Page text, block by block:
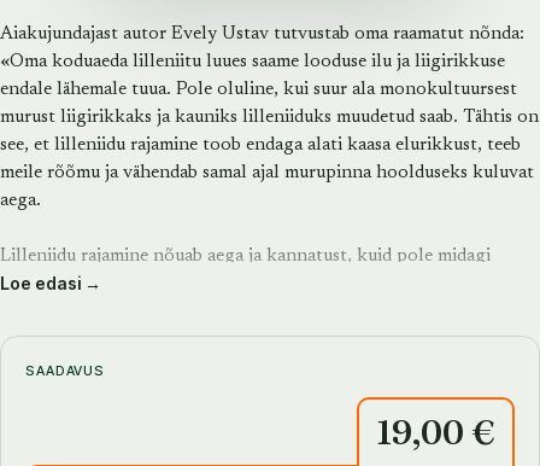
Aiakujundajast autor Evely Ustav tutvustab oma raamatut nõnda:
«Oma koduaeda lilleniitu luues saame looduse ilu ja liigirikkuse
endale lähemale tuua. Pole oluline, kui suur ala monokultuursest
murust liigirikkaks ja kauniks lilleniiduks muudetud saab. Tähtis on
see, et lilleniidu rajamine toob endaga alati kaasa elurikkust, teeb
meile rõõmu ja vähendab samal ajal murupinna hoolduseks kuluvat
aega.
Lilleniidu rajamine nõuab aega ja kannatust, kuid pole midagi
mõnusamat, kui seista sumedal suveõhtul oma loodu keskel,
kuulata rohutirtsude sirinat.
Koduaeda lilleniitu rajades võid kasutada Eesti looduslikke liike või
soovi korral ilmestada loodut ka kultuurliikidega. Raamat on
mõeldud praktiliseks abimeheks sellel põneval teekonnal.
Loe edasi →
SAADAVUS
19,00 €